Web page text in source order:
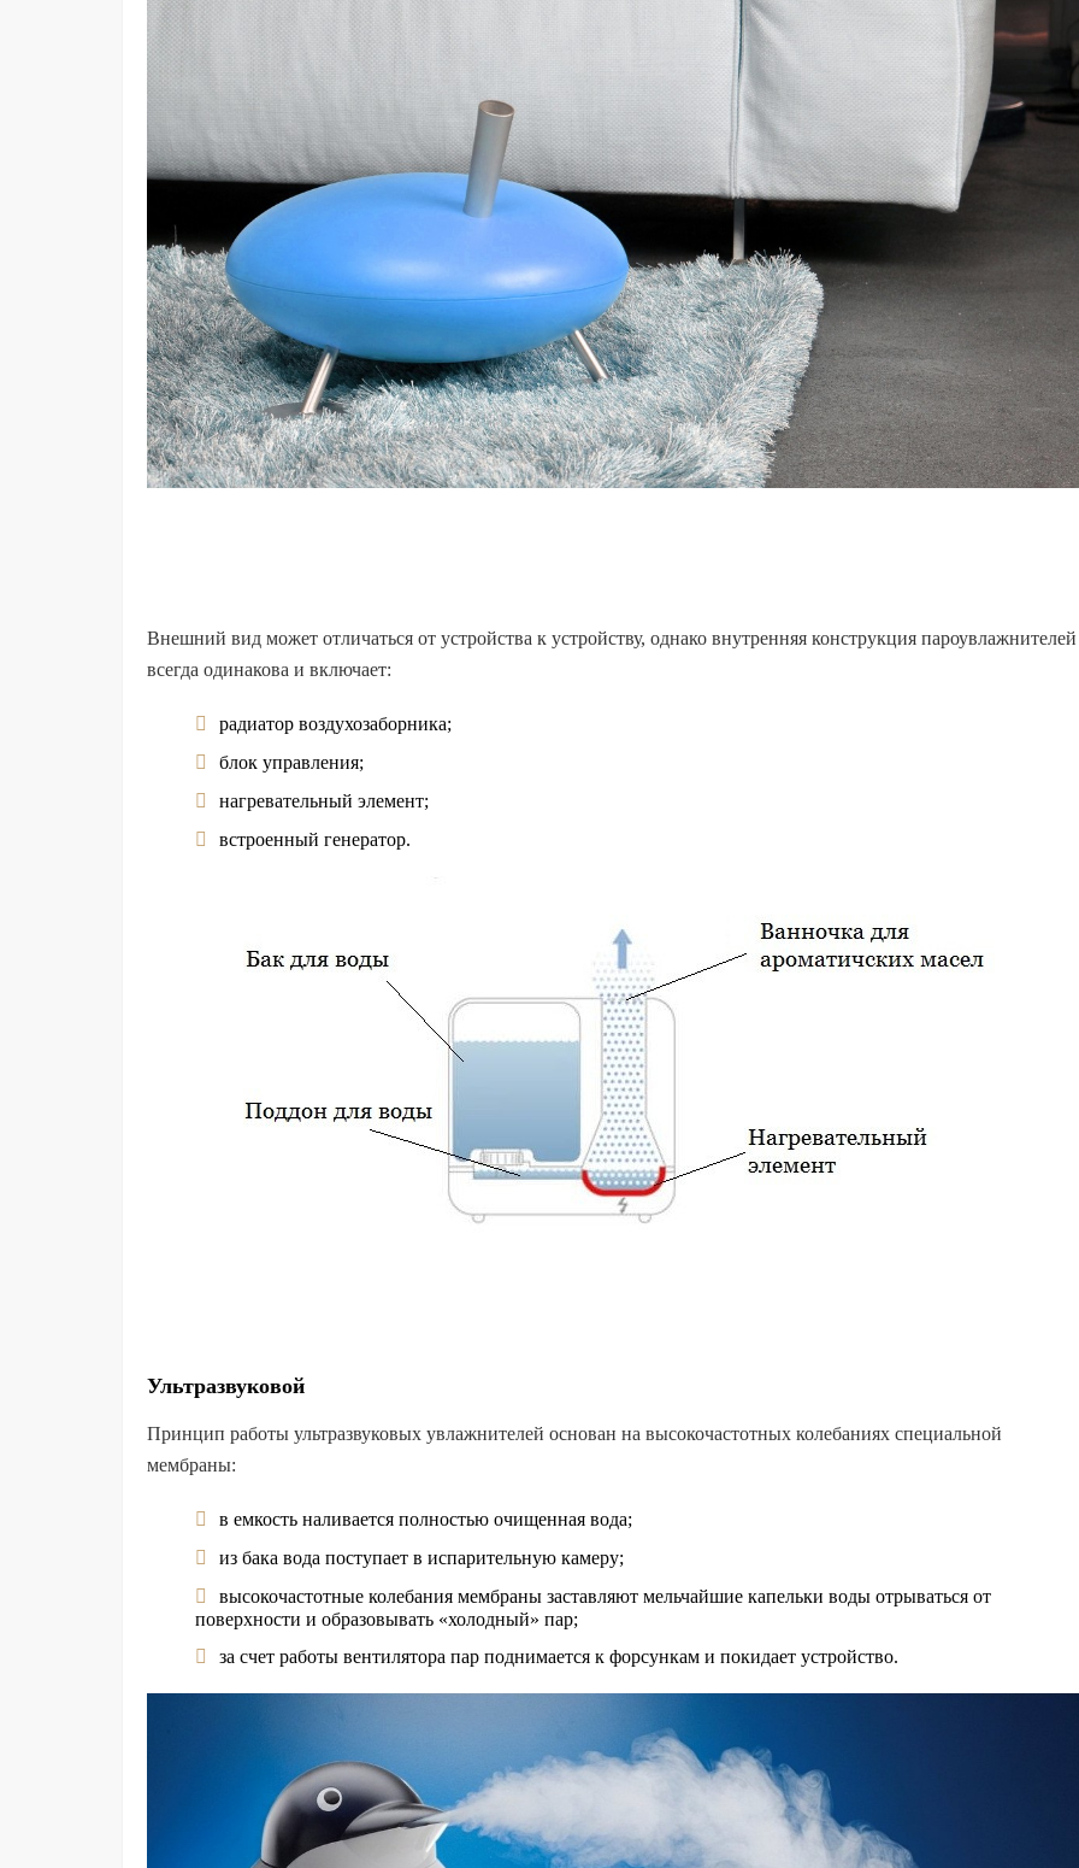
Внешний вид может отличаться от устройства к устройству, однако внутренняя конструкция пароувлажнителей
всегда одинакова и включает:
радиатор воздухозаборника;
блок управления;
нагревательный элемент;
встроенный генератор.
Ультразвуковой
Принцип работы ультразвуковых увлажнителей основан на высокочастотных колебаниях специальной
мембраны:
в емкость наливается полностью очищенная вода;
из бака вода поступает в испарительную камеру;
высокочастотные колебания мембраны заставляют мельчайшие капельки воды отрываться от
поверхности и образовывать «холодный» пар;
за счет работы вентилятора пар поднимается к форсункам и покидает устройство.